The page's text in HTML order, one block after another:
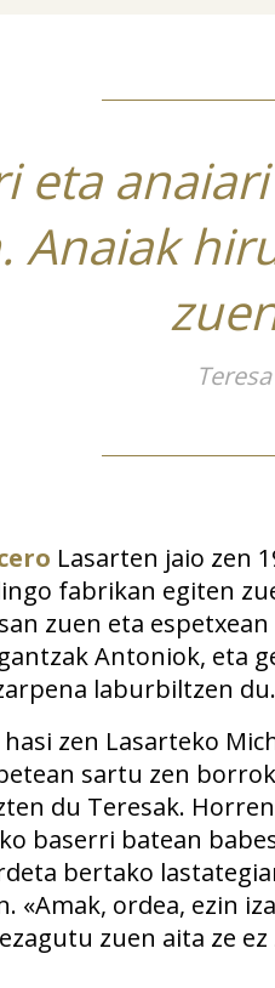
eta
Anaiak
Lasarten jaio zen
fabrikan egiten
zuen eta
Antoniok, eta
laburbiltzen du.
zen Lasarteko
sartu zen
du Teresak.
baserri batean
bertako
«Amak, ordea, ezin
zuen aita ze